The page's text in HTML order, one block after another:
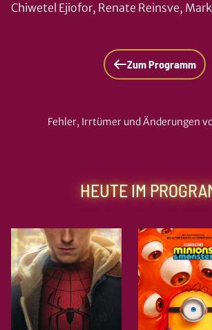
Chiwetel Ejiofor, Renate Reinsve,
Zum Programm
Fehler, Irrtümer und Änderungen
HEUTE IM